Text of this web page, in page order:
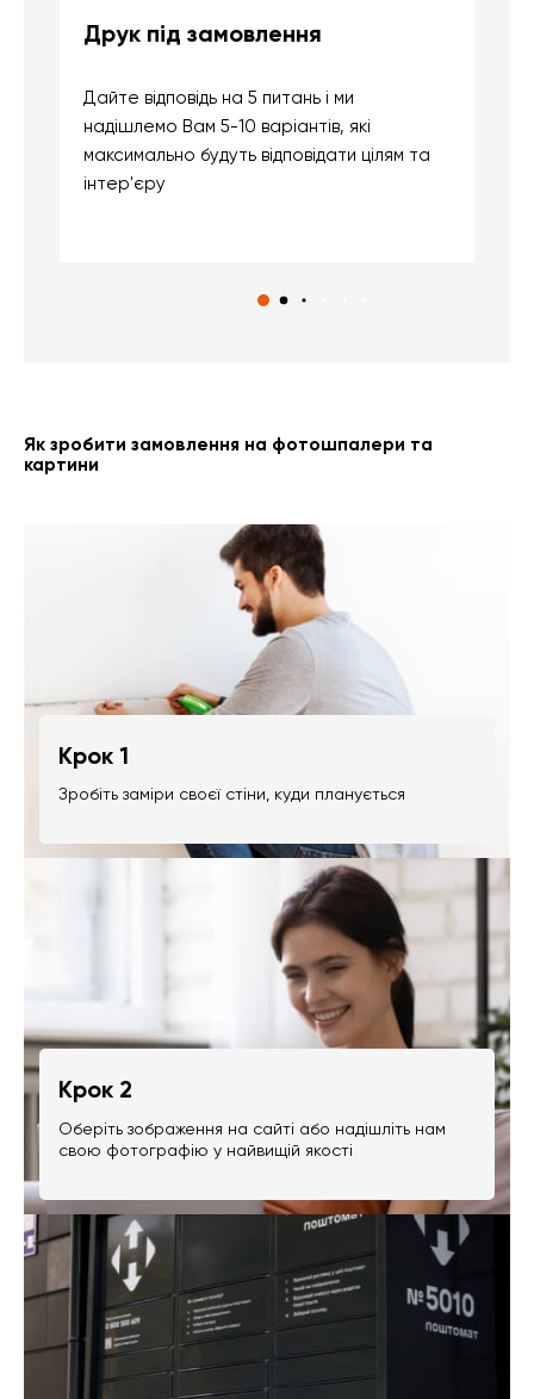
Друк під замовлення
Дайте відповідь на 5 питань і ми
надішлемо Вам 5-10 варіантів, які
максимально будуть відповідати цілям та
інтер'єру
Як зробити замовлення на фотошпалери та
картини
Крок 1
Зробіть заміри своєї стіни, куди планується
Крок 2
Оберіть зображення на сайті або надішліть нам
свою фотографію у найвищій якості